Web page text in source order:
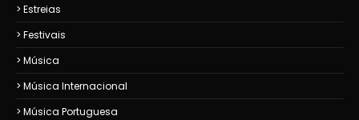
Estreias
Festivais
Música
Música Internacional
Música Portuguesa